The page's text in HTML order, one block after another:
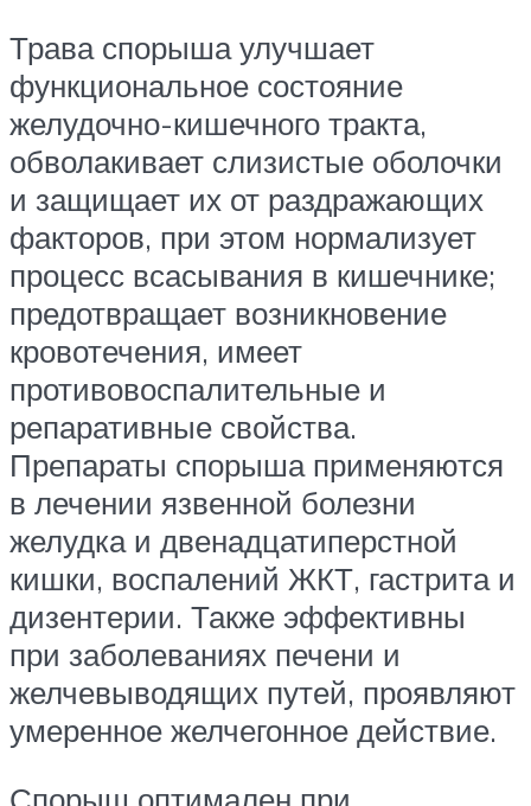
Трава спорыша улучшает
функциональное состояние
желудочно-кишечного тракта,
обволакивает слизистые оболочки
и защищает их от раздражающих
факторов, при этом нормализует
процесс всасывания в кишечнике;
предотвращает возникновение
кровотечения, имеет
противовоспалительные и
репаративные свойства.
Препараты спорыша применяются
в лечении язвенной болезни
желудка и двенадцатиперстной
кишки, воспалений ЖКТ, гастрита и
дизентерии. Также эффективны
при заболеваниях печени и
желчевыводящих путей, проявляют
умеренное желчегонное действие.